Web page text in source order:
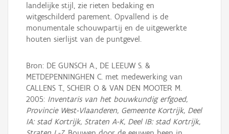
landelijke stijl, zie rieten bedaking en
witgeschilderd parement. Opvallend is de
monumentale schouwpartij en de uitgewerkte
houten sierlijst van de puntgevel.
Bron: DE GUNSCH A., DE LEEUW S. &
METDEPENNINGHEN C. met medewerking van
CALLENS T., SCHEIR O & VAN DEN MOOTER M.
2005: Inventaris van het bouwkundig erfgoed,
Provincie West-Vlaanderen, Gemeente Kortrijk, Deel
IA: stad Kortrijk, Straten A-K, Deel IB: stad Kortrijk,